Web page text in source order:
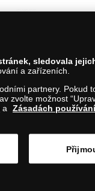
sledovala
a zařízeních.
partnery. Pokud
zvolte možnost
a
Zásadách